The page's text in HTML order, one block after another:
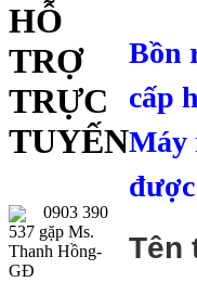
HỖ
TRỢ
TRỰC
TUYẾN
0903 390
537 gặp Ms.
Thanh Hồng-
GĐ
Bồn
cấp
Máy
Tên